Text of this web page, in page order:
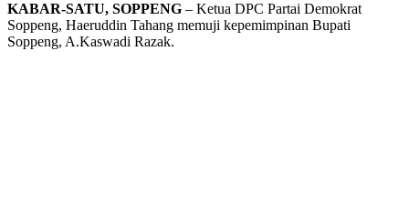
KABAR-SATU, SOPPENG – Ketua DPC Partai Demokrat
Soppeng, Haeruddin Tahang memuji kepemimpinan Bupati
Soppeng, A.Kaswadi Razak.